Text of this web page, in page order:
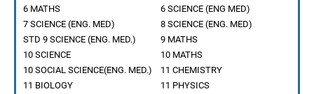
Jul 12 2024
એસ.એસ.સી. બોર્ડની પરીક્ષા-2025ની તૈયારી કરો અને
BHATT ALPESH-Jul 10 2024
ધોરણ ૧૦ વિજ્ઞાન
BHATT ALPESH -Jul 04 2024
ધોરણ 9 વિજ્ઞાન
6 MATHS
6 SCIENCE (ENG MED)
7 SCIENCE (ENG. MED)
8 SCIENCE (ENG. MED)
STD 9 SCIENCE (ENG. MED.)
9 MATHS
10 SCIENCE
10 MATHS
10 SOCIAL SCIENCE(ENG. MED.)
11 CHEMISTRY
11 BIOLOGY
11 PHYSICS